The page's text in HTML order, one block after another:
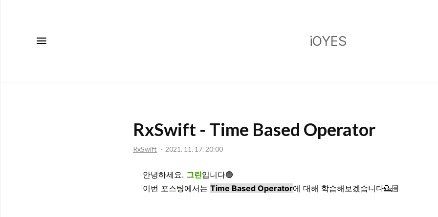
iOYES
RxSwift - Time Based Operator
RxSwift 2021. 11. 17. 20:00
안녕하세요. 그린입니다🟢
이번 포스팅에서는 Time Based Operator에 대해 학습해보겠습니다💁🏻